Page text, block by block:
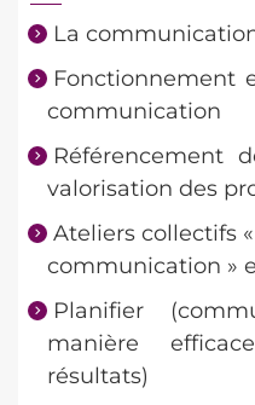
La
Fonctionnement
communication
Référencement
valorisation des
Ateliers collectifs
communication »
Planifier
manière
résultats)